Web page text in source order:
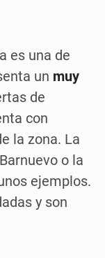
es una de
un muy
de
con
la zona. La
o la
ejemplos.
y son